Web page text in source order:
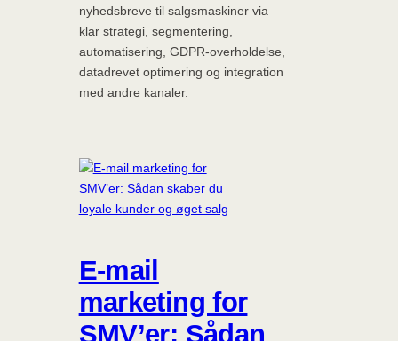
nyhedsbreve til salgsmaskiner via
klar strategi, segmentering,
automatisering, GDPR-overholdelse,
datadrevet optimering og integration
med andre kanaler.
E-mail
marketing for
SMV’er: Sådan